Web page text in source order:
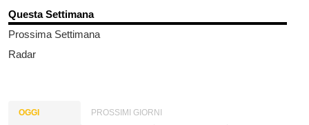
Questa Settimana
Prossima Settimana
Radar
OGGI PROSSIMI GIORNI